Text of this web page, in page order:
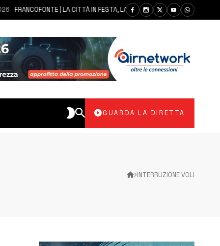
| LA CITTÀ IN FESTA, LA COMUNITÀ SI AFFIDA ALLA MADONNA
GUARDA LA DIRETTA
INTERRUZIONE VOLI